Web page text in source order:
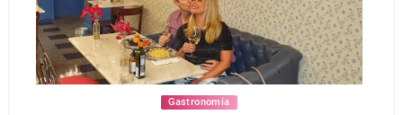
Gastronomia